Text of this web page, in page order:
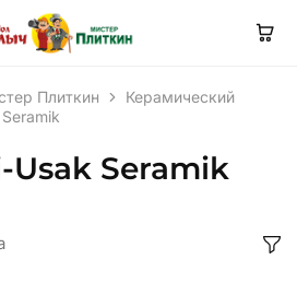
Плиткин
Керамический
Usak Seramik